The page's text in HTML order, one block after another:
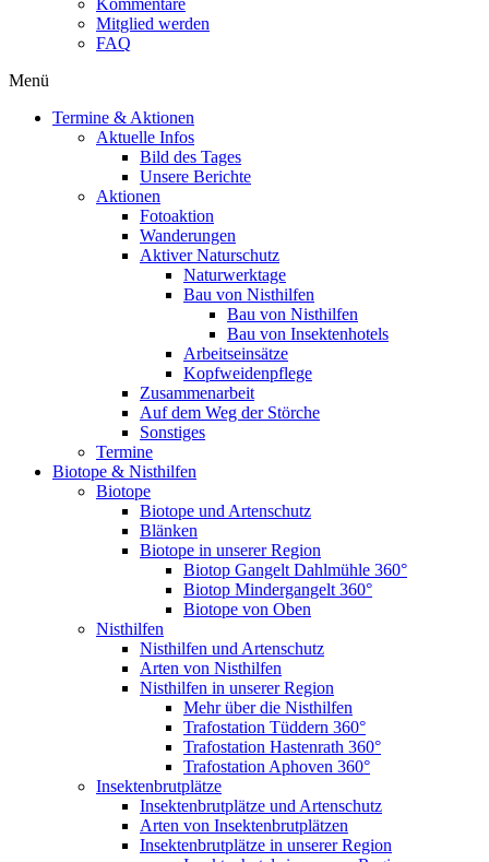
Kommentare
Mitglied werden
FAQ
Menü
Termine & Aktionen
Aktuelle Infos
Bild des Tages
Unsere Berichte
Aktionen
Fotoaktion
Wanderungen
Aktiver Naturschutz
Naturwerktage
Bau von Nisthilfen
Bau von Nisthilfen
Bau von Insektenhotels
Arbeitseinsätze
Kopfweidenpflege
Zusammenarbeit
Auf dem Weg der Störche
Sonstiges
Termine
Biotope & Nisthilfen
Biotope
Biotope und Artenschutz
Blänken
Biotope in unserer Region
Biotop Gangelt Dahlmühle 360°
Biotop Mindergangelt 360°
Biotope von Oben
Nisthilfen
Nisthilfen und Artenschutz
Arten von Nisthilfen
Nisthilfen in unserer Region
Mehr über die Nisthilfen
Trafostation Tüddern 360°
Trafostation Hastenrath 360°
Trafostation Aphoven 360°
Insektenbrutplätze
Insektenbrutplätze und Artenschutz
Arten von Insektenbrutplätzen
Insektenbrutplätze in unserer Region